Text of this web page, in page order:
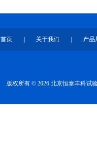
首页 关于我们 产品
版权所有 © 2026 北京恒泰丰科试